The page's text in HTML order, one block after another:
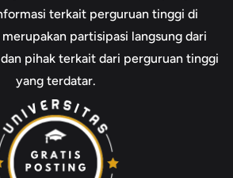
terkait perguruan tinggi di
partisipasi langsung dari
dan pihak terkait dari perguruan tinggi
yang terdatar.